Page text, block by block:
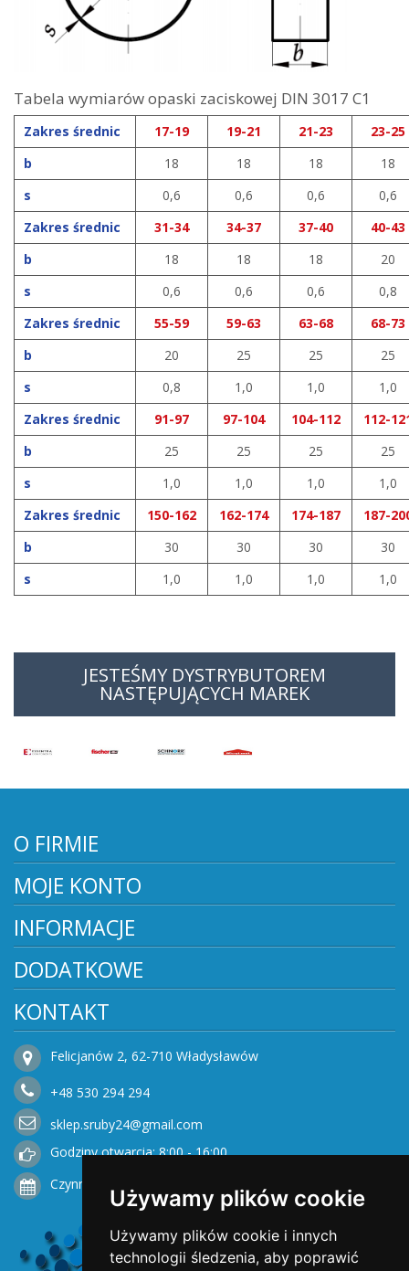
Używamy plików cookie
Używamy plików cookie i innych
technologii śledzenia, aby poprawić
Tabela wymiarów opaski zaciskowej DIN 3017 C1
Zakres średnic 17-19 19-21 21-23
23-25
b
18 18 18
18
s
0,6 0,6 0,6
0,6
Zakres średnic
31-34 34-37 37-40
40-43
b
18 18 18
20
s
0,6 0,6 0,6
0,8
Zakres średnic
55-59 59-63 63-68
68-73
b
20 25 25
25
s
0,8 1,0 1,0
1,0
Zakres średnic
91-97 97-104 104-112
112-
b
25 25 25
25
s
1,0 1,0 1,0
1,0
Zakres średnic
150-162 162-174 174-187
187-
b
30 30 30
30
s
1,0 1,0 1,0 1,0
JESTEŚMY DYSTRYBUTOREM
NASTĘPUJĄCYCH MAREK
O FIRMIE
MOJE KONTO
INFORMACJE
DODATKOWE
KONTAKT
Felicjanów 2, 62-710 Władysławów
+48 530 294 294
sklep.sruby24@gmail.com
Godziny otwarcia: 8:00 - 16:00
Czynne od Poniedziałku do Piątku